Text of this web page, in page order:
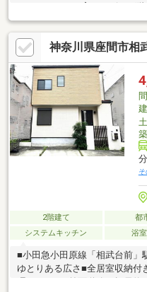
事ができる対面式キッチン・
イレ有、来客時も気兼ねなく
備・浴室乾燥機・TVモニタ付
けっと座間相武台1丁目店 徒
歩3分(約180m)■ ご希望の住ま
━━━━━・・・物件の詳細・
ださい。
神奈川県座間市相
分
2階建て 都
システムキッチン
浴
■小田急小田原線「相武台前」
ゆとりある広さ■全居室収納付